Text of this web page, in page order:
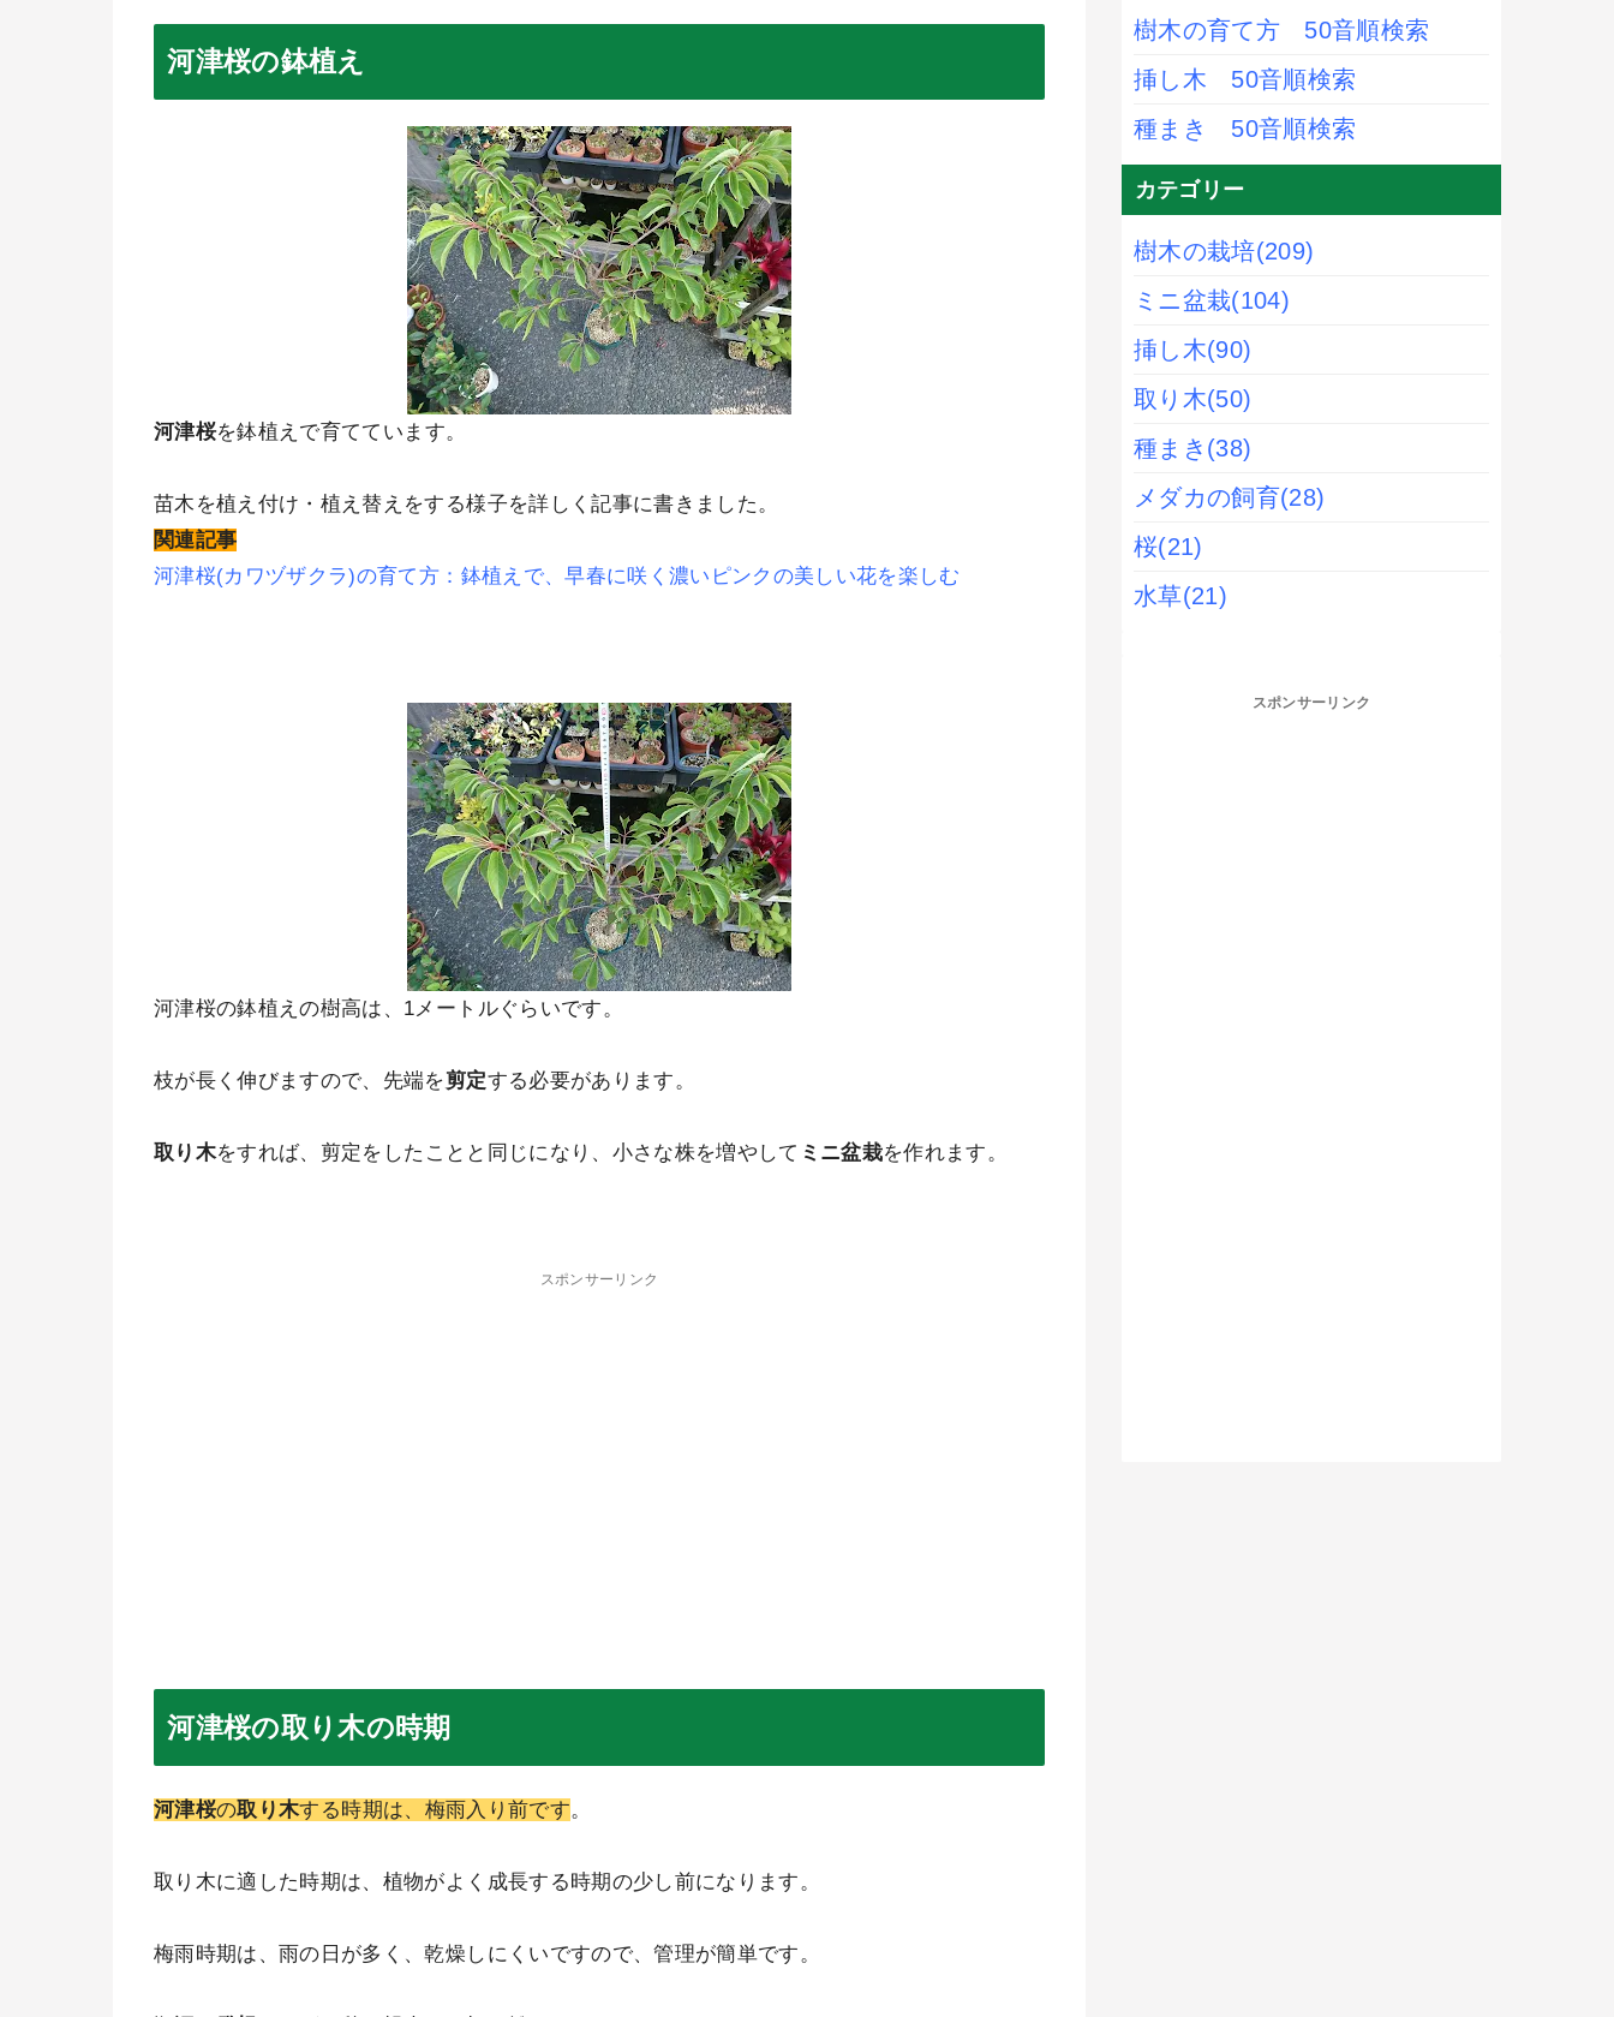
河津桜の鉢植え
河津桜を鉢植えで育てています。
苗木を植え付け・植え替えをする様子を詳しく記事に書きました。
関連記事
河津桜(カワヅザクラ)の育て方：鉢植えで、早春に咲く濃いピンクの美しい花を楽しむ
河津桜の鉢植えの樹高は、1メートルぐらいです。
枝が長く伸びますので、先端を剪定する必要があります。
取り木をすれば、剪定をしたことと同じになり、小さな株を増やして ミニ盆栽を作れます。
スポンサーリンク
河津桜の取り木の時期
河津桜の取り木する時期は、梅雨入り前です。
取り木に適した時期は、植物がよく成長する時期の少し前になります。
梅雨時期は、雨の日が多く、乾燥しにくいですので、管理が簡単です。
樹木の育て方 50音順検索
挿し木 50音順検索
種まき 50音順検索
カテゴリー
樹木の栽培(209)
ミニ盆栽(104)
挿し木(90)
取り木(50)
種まき (38)
メダカの飼育(28)
桜(21)
水草(21)
スポンサーリンク